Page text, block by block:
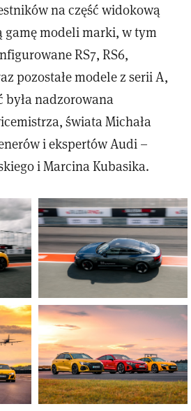
na część widokową
modeli marki, w tym
RS7, RS6,
pozostałe modele z serii A,
była nadzorowana
świata Michała
i ekspertów Audi –
i Marcina Kubasika.